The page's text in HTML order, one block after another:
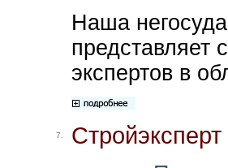
Наша
представляет
экспертов в
7.